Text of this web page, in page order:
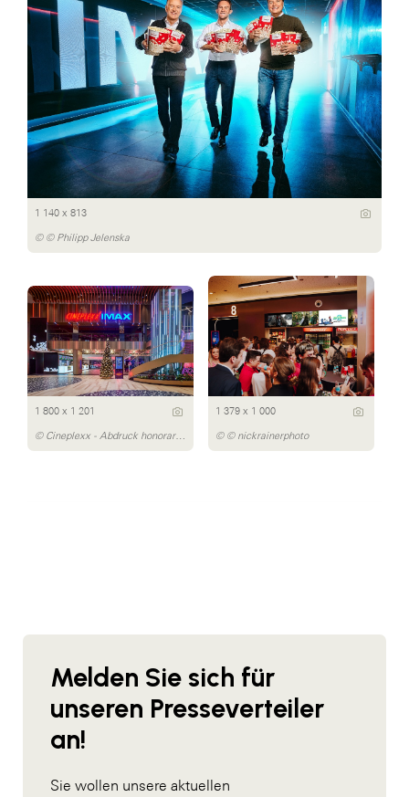
1 140 x 813
© © Philipp Jelenska
1 800 x 1 201
© Cineplexx - Abdruck honorarfrei
1 379 x 1 000
© © nickrainerphoto
Melden Sie sich für
unseren Presseverteiler
an!
Sie wollen unsere aktuellen